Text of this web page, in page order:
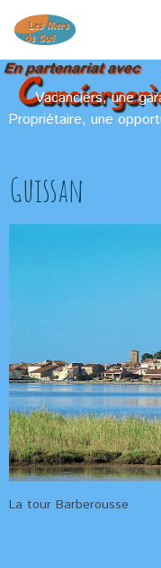
Vacanciers, une
Propriétaire, une
Guissan
La tour Barberousse